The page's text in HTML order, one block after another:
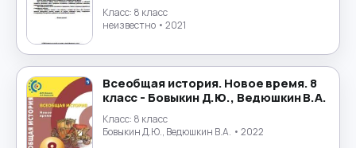
Класс: 8 класс
неизвестно • 2021
Всеобщая история. Новое время. 8
класс - Бовыкин Д.Ю., Ведюшкин В.А.
Класс: 8 класс
Бовыкин Д.Ю., Ведюшкин В.А. • 2022